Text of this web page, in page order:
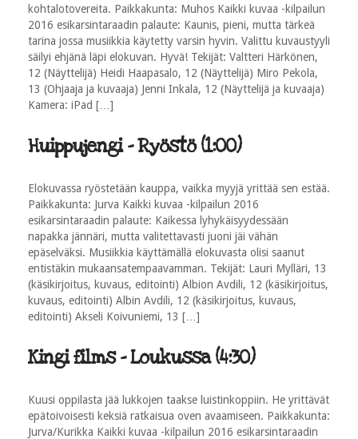
kohtalotovereita. Paikkakunta: Muhos Kaikki kuvaa -kilpailun
2016 esikarsintaraadin palaute: Kaunis, pieni, mutta tärkeä
tarina jossa musiikkia käytetty varsin hyvin. Valittu kuvaustyyli
säilyi ehjänä läpi elokuvan. Hyvä! Tekijät: Valtteri Härkönen,
12 (Näyttelijä) Heidi Haapasalo, 12 (Näyttelijä) Miro Pekola,
13 (Ohjaaja ja kuvaaja) Jenni Inkala, 12 (Näyttelijä ja kuvaaja)
Kamera: iPad […]
Huippujengi - Ryöstö (1:00)
Elokuvassa ryöstetään kauppa, vaikka myyjä yrittää sen estää.
Paikkakunta: Jurva Kaikki kuvaa -kilpailun 2016
esikarsintaraadin palaute: Kaikessa lyhykäisyydessään
napakka jännäri, mutta valitettavasti juoni jäi vähän
epäselväksi. Musiikkia käyttämällä elokuvasta olisi saanut
entistäkin mukaansatempaavamman. Tekijät: Lauri Mylläri, 13
(käsikirjoitus, kuvaus, editointi) Albion Avdili, 12 (käsikirjoitus,
kuvaus, editointi) Albin Avdili, 12 (käsikirjoitus, kuvaus,
editointi) Akseli Koivuniemi, 13 […]
Kingi films - Loukussa (4:30)
Kuusi oppilasta jää lukkojen taakse luistinkoppiin. He yrittävät
epätoivoisesti keksiä ratkaisua oven avaamiseen. Paikkakunta:
Jurva/Kurikka Kaikki kuvaa -kilpailun 2016 esikarsintaraadin